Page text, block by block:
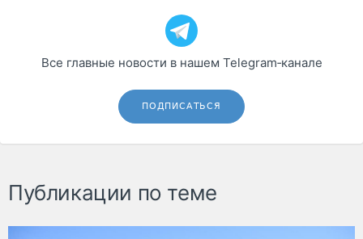
Все главные новости в нашем Telegram‑канале
ПОДПИСАТЬСЯ
Публикации по теме